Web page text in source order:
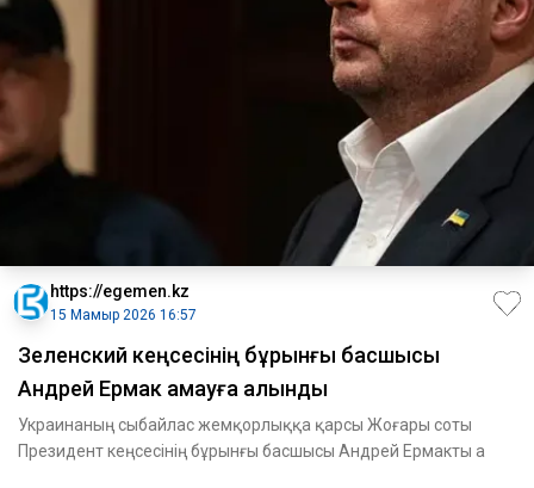
https://egemen.kz
15 Мамыр 2026 16:57
Зеленский кеңсесінің бұрынғы басшысы
Андрей Ермак қамауға алынды
Украинаның сыбайлас жемқорлыққа қарсы Жоғары соты
Президент кеңсесінің бұрынғы басшысы Андрей Ермакты а